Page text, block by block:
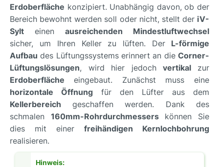
Erdoberfläche konzipiert. Unabhängig davon, ob der
Bereich bewohnt werden soll oder nicht, stellt der iV-
Sylt einen ausreichenden Mindestluftwechsel
sicher, um Ihren Keller zu lüften. Der L-förmige
Aufbau des Lüftungssystems erinnert an die Corner-
Lüftungslösungen, wird hier jedochvertikal zur
Erdoberfläche eingebaut. Zunächst muss eine
horizontale Öffnung für den Lüfter aus dem
Kellerbereich geschaffen werden. Dank des
schmalen 160mm-Rohrdurchmesserskönnen Sie
dies mit einer freihändigen Kernlochbohrung
realisieren.
Hinweis: